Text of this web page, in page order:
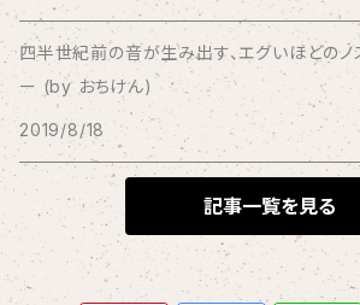
The Beths
THE BLACK SHANSONS
BLONDnewHALF
Blondy
四半世紀前の音が生み出す、エグいほどのノ
ー (by おちけん)
2019/8/18
記事一覧を見る